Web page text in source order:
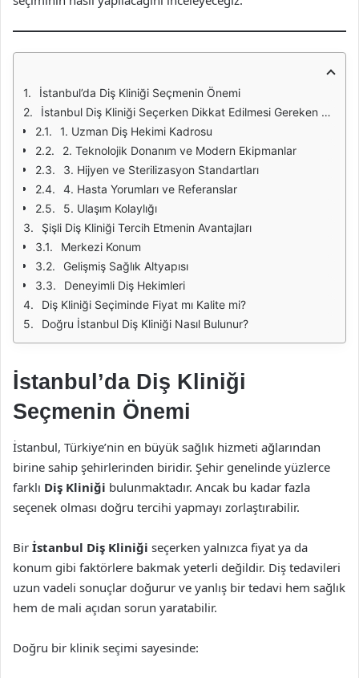
İstanbul’da Diş Kliniği Seçmenin Önemi
İstanbul Diş Kliniği Seçerken Dikkat Edilmesi Gereken Temel Kriterler
1. Uzman Diş Hekimi Kadrosu
2. Teknolojik Donanım ve Modern Ekipmanlar
3. Hijyen ve Sterilizasyon Standartları
4. Hasta Yorumları ve Referanslar
5. Ulaşım Kolaylığı
Şişli Diş Kliniği Tercih Etmenin Avantajları
Merkezi Konum
Gelişmiş Sağlık Altyapısı
Deneyimli Diş Hekimleri
Diş Kliniği Seçiminde Fiyat mı Kalite mi?
Doğru İstanbul Diş Kliniği Nasıl Bulunur?
İstanbul’da Diş Kliniği
Seçmenin Önemi
İstanbul, Türkiye’nin en büyük sağlık hizmeti ağlarından
birine sahip şehirlerinden biridir. Şehir genelinde yüzlerce
farklı Diş Kliniği bulunmaktadır. Ancak bu kadar fazla
seçenek olması doğru tercihi yapmayı zorlaştırabilir.
Bir İstanbul Diş Kliniği seçerken yalnızca fiyat ya da
konum gibi faktörlere bakmak yeterli değildir. Diş tedavileri
uzun vadeli sonuçlar doğurur ve yanlış bir tedavi hem sağlık
hem de mali açıdan sorun yaratabilir.
Doğru bir klinik seçimi sayesinde: